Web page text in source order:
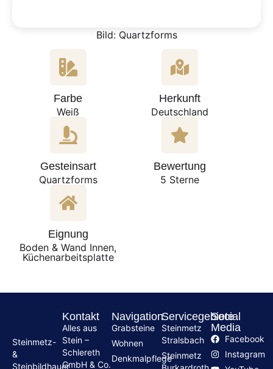
Bild: Quartzforms
Farbe
Weiß
Herkunft
Deutschland
Gesteinsart
Quartzforms
Bewertung
5 Sterne
Eignung
Boden & Wand Innen,
Küchenarbeitsplatte
Steinmetz-
&
Steinbildhauer
Kontakt
Alles aus
Stein –
Schlereth
GmbH & Co.
Navigation
Grabsteine
Wohnen
Denkmalpflege
Servicegebiete
Steinmetz
Stralsbach
Steinmetz
Social
Media
Facebook
Instagram